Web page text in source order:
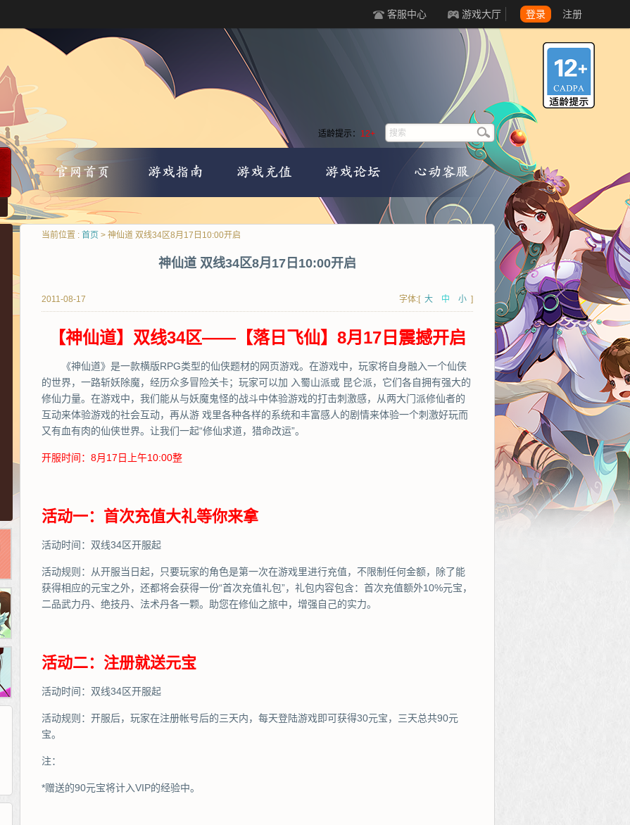
客服中心 游戏大厅 登录 注册
适龄提示： 12+
当前位置 : 首页 > 神仙道 双线34区8月17日10:00开启
神仙道 双线34区8月17日10:00开启
2011-08-17 字体:[ 大 中 小 ]
【神仙道】双线34区——【落日飞仙】8月17日震撼开启
《神仙道》是一款横版RPG类型的仙侠题材的网页游戏。在游戏中，玩家将自身融入一个仙侠
的世界，一路斩妖除魔，经历众多冒险关卡；玩家可以加 入蜀山派或 昆仑派，它们各自拥有强大的
修仙力量。在游戏中，我们能从与妖魔鬼怪的战斗中体验游戏的打击刺激感，从两大门派修仙者的
互动来体验游戏的社会互动，再从游 戏里各种各样的系统和丰富感人的剧情来体验一个刺激好玩而
又有血有肉的仙侠世界。让我们一起“修仙求道，猎命改运”。
开服时间：8月17日上午10:00整
活动一：首次充值大礼等你来拿
活动时间：双线34区开服起
活动规则：从开服当日起，只要玩家的角色是第一次在游戏里进行充值，不限制任何金额，除了能
获得相应的元宝之外，还都将会获得一份“首次充值礼包”，礼包内容包含：首次充值额外10%元宝，
二品武力丹、绝技丹、法术丹各一颗。助您在修仙之旅中，增强自己的实力。
活动二：注册就送元宝
活动时间：双线34区开服起
活动规则：开服后，玩家在注册帐号后的三天内，每天登陆游戏即可获得30元宝，三天总共90元
宝。
注：
*赠送的90元宝将计入VIP的经验中。